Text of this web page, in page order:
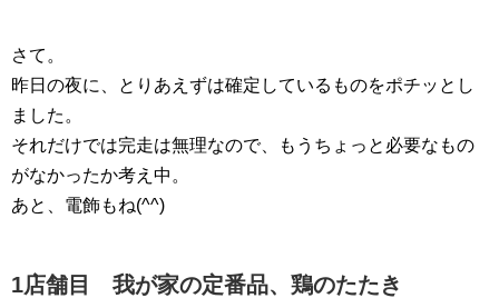
さて。
昨日の夜に、とりあえずは確定しているものをポチッとし
ました。
それだけでは完走は無理なので、もうちょっと必要なもの
がなかったか考え中。
あと、電飾もね(^^)
1店舗目 我が家の定番品、鶏のたたき